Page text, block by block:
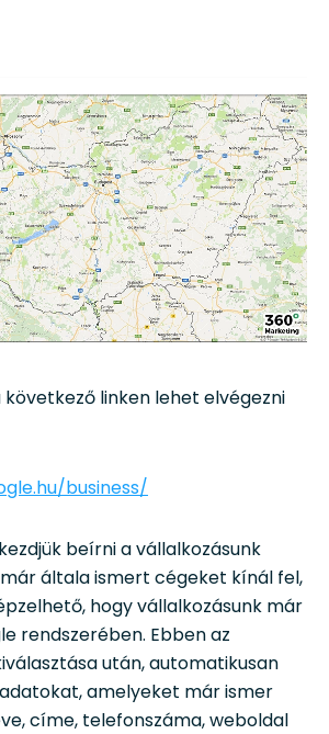
linken lehet elvégezni
business/
beírni a vállalkozásunk
általa ismert cégeket kínál fel,
hogy vállalkozásunk már
rendszerében. Ebben az
után, automatikusan
amelyeket már ismer
címe, telefonszáma, weboldal